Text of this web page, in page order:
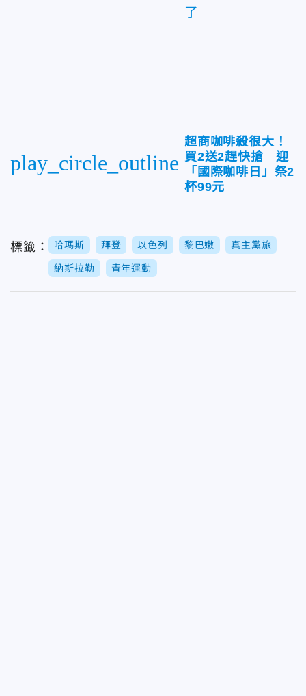
了
play_circle_outline
超商咖啡殺很大！
買2送2趕快搶 迎
「國際咖啡日」祭2
杯99元
標籤： 哈瑪斯 拜登 以色列 黎巴嫩 真主黨旅
納斯拉勒 青年運動